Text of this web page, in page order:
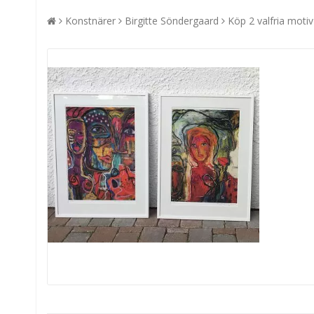
Konstnärer Birgitte Söndergaard Köp 2 valfria